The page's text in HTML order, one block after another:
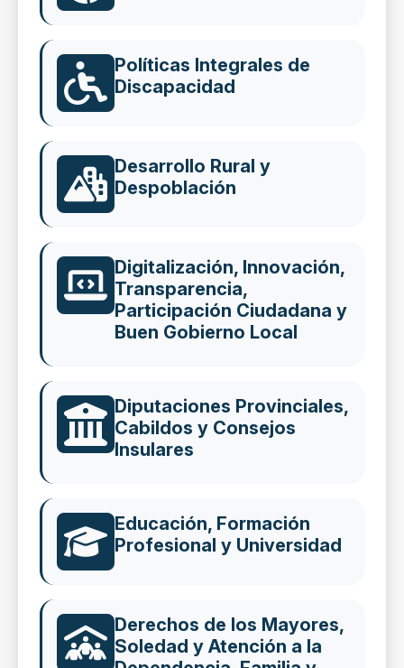
Políticas Integrales de
Discapacidad
Desarrollo Rural y
Despoblación
Digitalización, Innovación,
Transparencia,
Participación Ciudadana y
Buen Gobierno Local
Diputaciones Provinciales,
Cabildos y Consejos
Insulares
Educación, Formación
Profesional y Universidad
Derechos de los Mayores,
Soledad y Atención a la